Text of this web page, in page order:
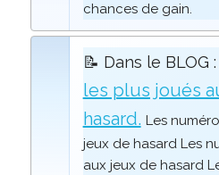
chances de gain.
📝 Dans le BLOG :
les plus joués
hasard. Les
jeux de hasard Les
aux jeux de hasard